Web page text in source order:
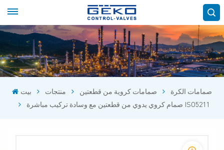
بيت منتجات صمامات كروية من قطعتين
صمامات الكرة
صمام كروي يدوي من قطعتين مع وسادة تركيب مباشرة ISO5211